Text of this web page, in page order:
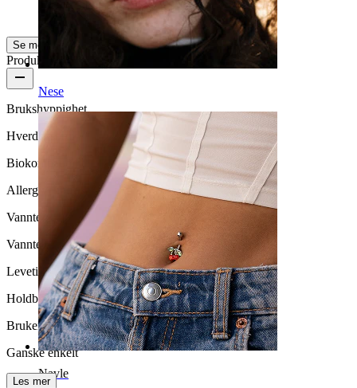
Nese
Navle
AI-oversatt Vis original
Se mer
Produktkvalitet
Brukshyppighet
Hverdagsbruk
Biokompatibilitet
Allergivennlig
Vanntett
Vanntett
Levetid
Holdbar
Brukervennlighet
Ganske enkelt
Les mer